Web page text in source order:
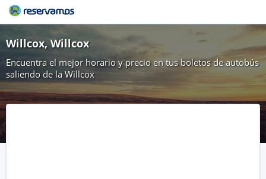
Willcox, Willcox
Encuentra el mejor horario y precio en tus boletos de autobús
saliendo de la Willcox